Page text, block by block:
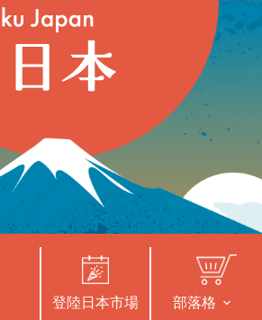
登陸日本市場 部落格